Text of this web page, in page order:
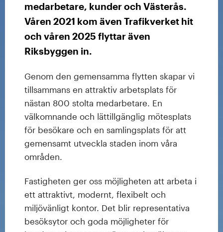
medarbetare, kunder och Västerås.
Våren 2021 kom även Trafikverket hit
och våren 2025 flyttar även
Riksbyggen in.
Genom den gemensamma flytten skapar vi
tillsammans en attraktiv arbetsplats för
nästan 800 stolta medarbetare. En
välkomnande och lättillgänglig mötesplats
för besökare och en samlingsplats för att
gemensamt utveckla staden inom våra
områden.
Fastigheten ger oss möjligheten att arbeta i
ett attraktivt, modernt, flexibelt och
miljövänligt kontor. Det blir representativa
besöksytor och goda möjligheter för